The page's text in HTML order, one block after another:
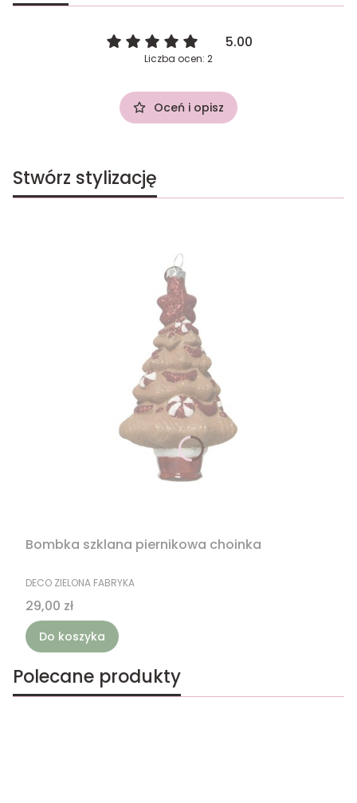
5.00
Liczba ocen: 2
Oceń i opisz
Stwórz stylizację
Bombka szklana piernikowa choinka
PRODUCENT
DECO ZIELONA FABRYKA
Cena
29,00 zł
Do koszyka
Polecane produkty